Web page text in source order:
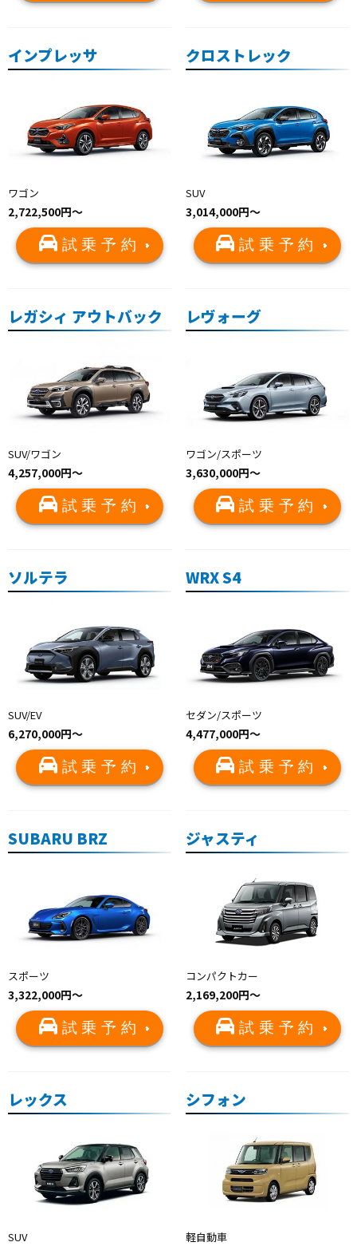
インプレッサ
ワゴン
2,722,500円〜
試乗予約
クロストレック
SUV
3,014,000円〜
試乗予約
レガシィ アウトバック
SUV/ワゴン
4,257,000円〜
試乗予約
レヴォーグ
ワゴン/スポーツ
3,630,000円〜
試乗予約
ソルテラ
SUV/EV
6,270,000円〜
試乗予約
WRX S4
セダン/スポーツ
4,477,000円〜
試乗予約
SUBARU BRZ
スポーツ
3,322,000円〜
試乗予約
ジャスティ
コンパクトカー
2,169,200円～
試乗予約
レックス
SUV
シフォン
軽自動車